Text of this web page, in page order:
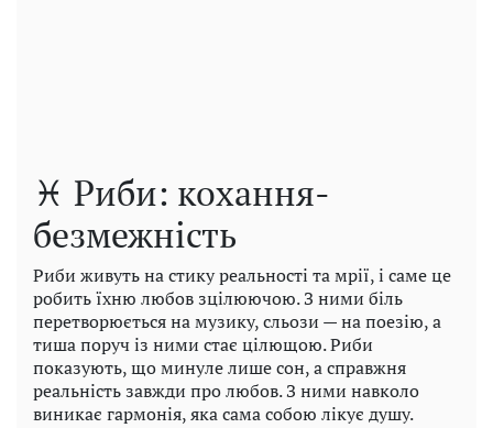
♓ Риби: кохання-
безмежність
Риби живуть на стику реальності та мрії, і саме це
робить їхню любов зцілюючою. З ними біль
перетворюється на музику, сльози — на поезію, а
тиша поруч із ними стає цілющою. Риби
показують, що минуле лише сон, а справжня
реальність завжди про любов. З ними навколо
виникає гармонія, яка сама собою лікує душу.